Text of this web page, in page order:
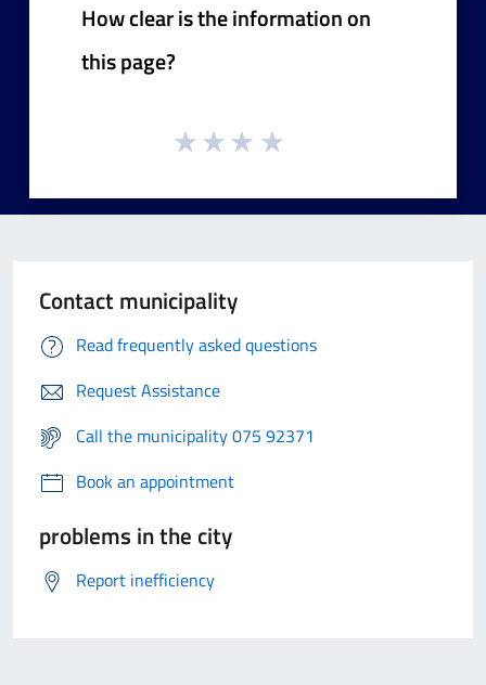
How clear is the information on
this page?
Contact municipality
Read frequently asked questions
Request Assistance
Call the municipality 075 92371
Book an appointment
problems in the city
Report inefficiency